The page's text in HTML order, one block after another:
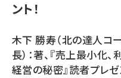
ecbeing (1211)
アスクル (1122)
ント！
木下 勝寿（北の達人コ
長）：著、『売上最小化
経営の秘密』読者プレ